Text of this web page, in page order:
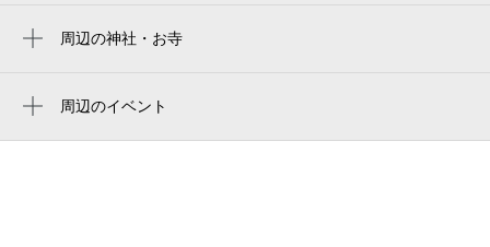
まきた旅館
ふみ子の手作り工房
周辺の神社・お寺
大蓮寺
出雲大社倉吉分院
周辺のイベント